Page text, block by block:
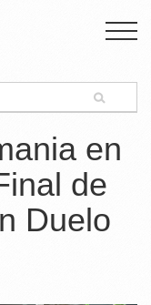
en
de
Duelo